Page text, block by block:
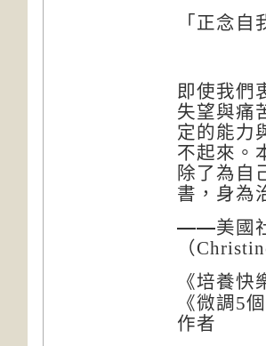
「正念
即使我們
失望與痛
定的能力
不起來。
除了為自
書，身為
——美國
（
《培養
《微調 5
作者